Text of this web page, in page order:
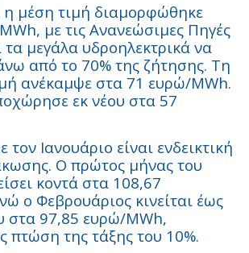
η μέση τιμή διαμορφώθηκε
με τις Ανανεώσιμες Πηγές
τα μεγάλα υδροηλεκτρικά να
από το 70% της ζήτησης. Τη
ανέκαμψε στα 71 ευρώ/MWh.
εκ νέου στα 57
Ιανουάριο είναι ενδεικτική
Ο πρώτος μήνας του
κοντά στα 108,67
ο Φεβρουάριος κινείται έως
στα 97,85 ευρώ/MWh,
πτώση της τάξης του 10%.